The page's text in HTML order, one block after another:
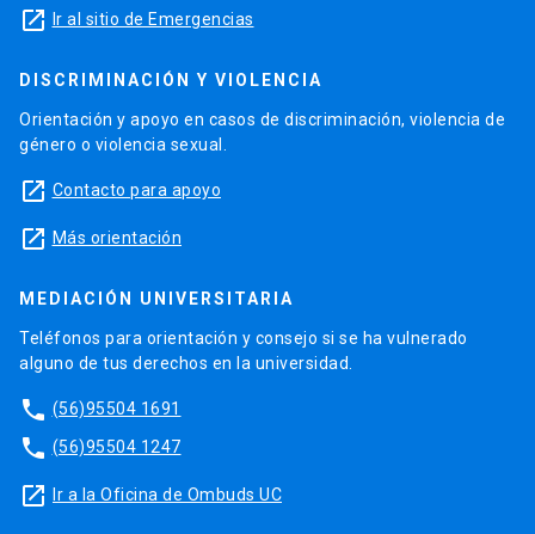
launch Ir al sitio de Emergencias
DISCRIMINACIÓN Y VIOLENCIA
Orientación y apoyo en casos de discriminación, violencia de
género o violencia sexual.
launch Contacto para apoyo
launch Más orientación
MEDIACIÓN UNIVERSITARIA
Teléfonos para orientación y consejo si se ha vulnerado
alguno de tus derechos en la universidad.
phone (56)95504 1691
phone (56)95504 1247
launch Ir a la Oficina de Ombuds UC